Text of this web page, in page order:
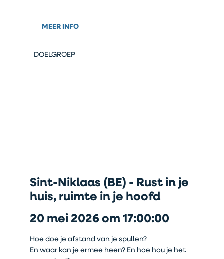
MEER INFO
DOELGROEP
Sint-Niklaas (BE) - Rust in je
huis, ruimte in je hoofd
20 mei 2026 om 17:00:00
Hoe doe je afstand van je spullen?
En waar kan je ermee heen? En hoe hou je het